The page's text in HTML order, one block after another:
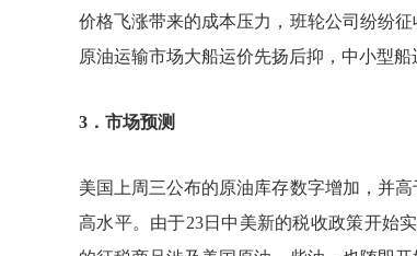
价格飞涨带来的成本压力，班轮公司纷纷
原油运输市场大船运价先扬后抑，中小型
3 ．市场预测
美国上周三公布的原油库存数字增加，并高
高水平。由于23日中美新的税收政策开始